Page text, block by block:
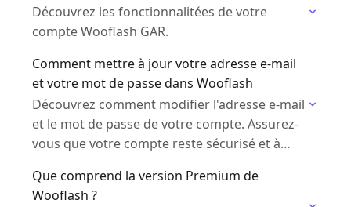
Découvrez les fonctionnalitées de votre
compte Wooflash GAR.
Comment mettre à jour votre adresse e-mail
et votre mot de passe dans Wooflash
Découvrez comment modifier l'adresse e-mail
et le mot de passe de votre compte. Assurez-
vous que votre compte reste sécurisé et à
Que comprend la version Premium de
Wooflash ?